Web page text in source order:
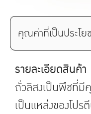
คุณค่าที่เป็นประโย
รายละเอียดสินค้า
ถั่วลิสงเป็นพืชที่มี
เป็นแหล่งของโปร